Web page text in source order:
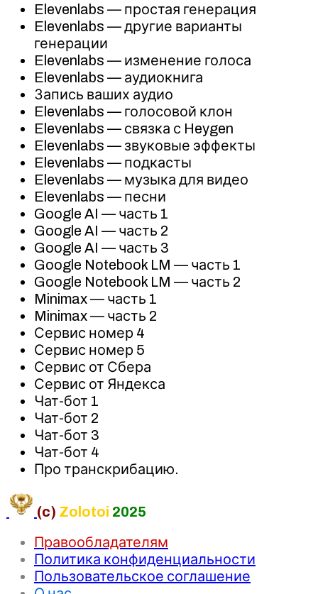
Elevenlabs — простая генерация
Elevenlabs — другие варианты
генерации
Elevenlabs — изменение голоса
Elevenlabs — аудиокнига
Запись ваших аудио
Elevenlabs — голосовой клон
Elevenlabs — связка с Heygen
Elevenlabs — звуковые эффекты
Elevenlabs — подкасты
Elevenlabs — музыка для видео
Elevenlabs — песни
Google AI — часть 1
Google AI — часть 2
Google AI — часть 3
Google Notebook LM — часть 1
Google Notebook LM — часть 2
Minimax — часть 1
Minimax — часть 2
Сервис номер 4
Сервис номер 5
Сервис от Сбера
Сервис от Яндекса
Чат-бот 1
Чат-бот 2
Чат-бот 3
Чат-бот 4
Про транскрибацию.
(c) Zolotoi 2025
Правообладателям
Политика конфиденциальности
Пользовательское соглашение